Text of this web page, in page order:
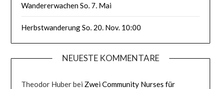
Wandererwachen So. 7. Mai
Herbstwanderung So. 20. Nov. 10:00
NEUESTE KOMMENTARE
Theodor Huberbei Zwei Community Nurses für